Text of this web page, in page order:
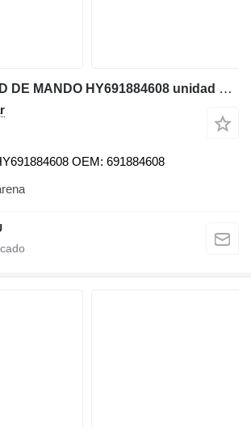
Liebherr UNIDAD DE MANDO HY691884608 unidad de control para Liebherr LTM MOBILE CRANE grúa móvil
OEM: 691884608